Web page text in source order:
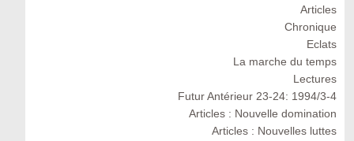
Articles
Chronique
Eclats
La marche du temps
Lectures
Futur Antérieur 23-24: 1994/3-4
Articles : Nouvelle domination
Articles : Nouvelles luttes